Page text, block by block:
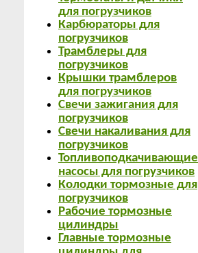
для погрузчиков
Карбюраторы для
погрузчиков
Трамблеры для
погрузчиков
Крышки трамблеров
для погрузчиков
Свечи зажигания для
погрузчиков
Свечи накаливания для
погрузчиков
Топливоподкачивающие
насосы для погрузчиков
Колодки тормозные для
погрузчиков
Рабочие тормозные
цилиндры
Главные тормозные